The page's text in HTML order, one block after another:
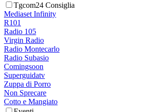
Tgcom24 Consiglia
Mediaset Infinity
R101
Radio 105
Virgin Radio
Radio Montecarlo
Radio Subasio
Comingsoon
Superguidatv
Zuppa di Porro
Non Sprecare
Cotto e Mangiato